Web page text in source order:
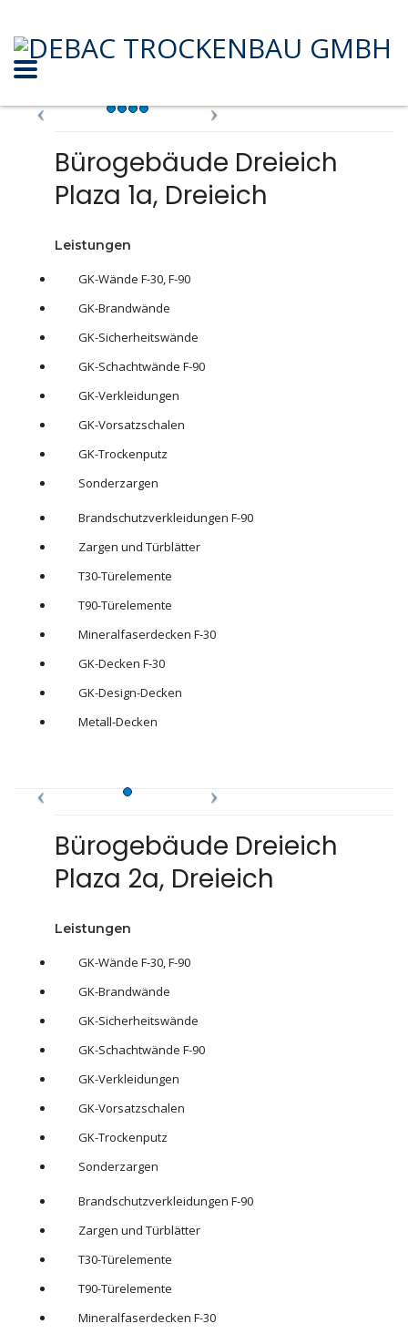
Bürogebäude Dreieich
Plaza 1a, Dreieich
Leistungen
GK-Wände F-30, F-90
GK-Brandwände
GK-Sicherheitswände
GK-Schachtwände F-90
GK-Verkleidungen
GK-Vorsatzschalen
GK-Trockenputz
Sonderzargen
Brandschutzverkleidungen F-90
Zargen und Türblätter
T30-Türelemente
T90-Türelemente
Mineralfaserdecken F-30
GK-Decken F-30
GK-Design-Decken
Metall-Decken
Bürogebäude Dreieich
Plaza 2a, Dreieich
Leistungen
GK-Wände F-30, F-90
GK-Brandwände
GK-Sicherheitswände
GK-Schachtwände F-90
GK-Verkleidungen
GK-Vorsatzschalen
GK-Trockenputz
Sonderzargen
Brandschutzverkleidungen F-90
Zargen und Türblätter
T30-Türelemente
T90-Türelemente
Mineralfaserdecken F-30